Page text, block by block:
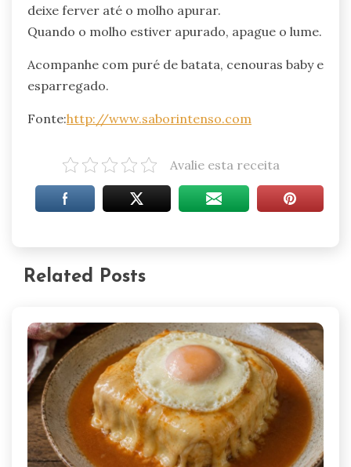
deixe ferver até o molho apurar.
Quando o molho estiver apurado, apague o lume.
Acompanhe com puré de batata, cenouras baby e
esparregado.
Fonte:http://www.saborintenso.com
Avalie esta receita
Related Posts